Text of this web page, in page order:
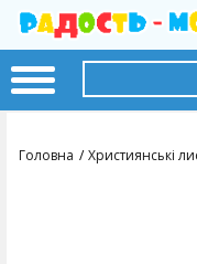
Головна Християнські